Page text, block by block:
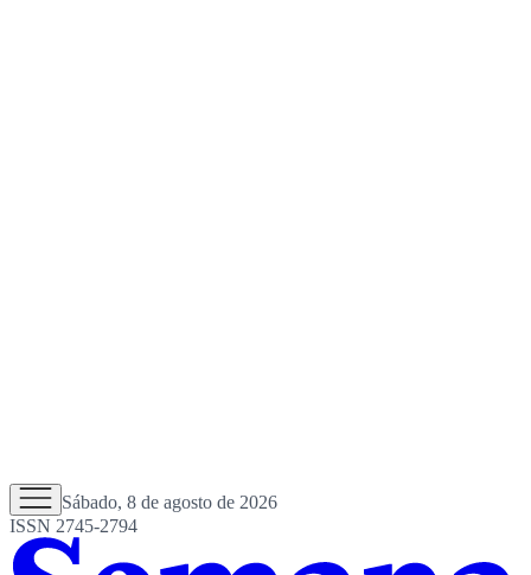
Sábado, 8 de agosto de 2026
ISSN 2745-2794